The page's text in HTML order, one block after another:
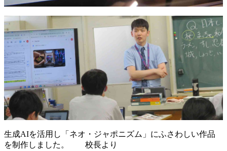
生成AIを活用し「ネオ・ジャポニズム」にふさわしい作品
を制作しました。 校長より